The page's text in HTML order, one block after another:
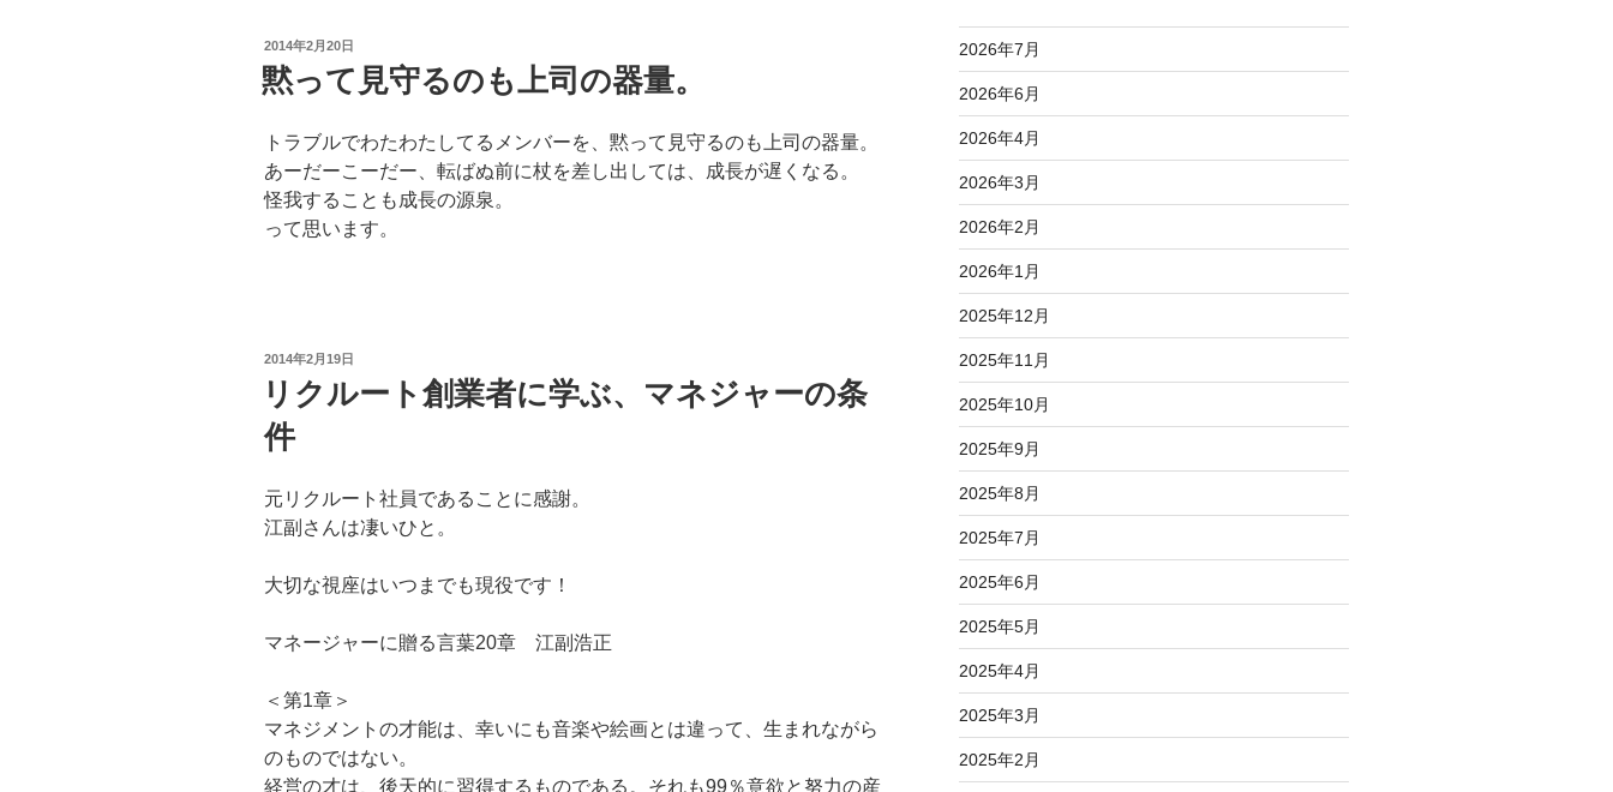
投
稿
日:
2014年2月20日
黙って見守るのも上司の器量。
トラブルでわたわたしてるメンバーを、黙って見守るのも上司の器量。
あーだーこーだー、転ばぬ前に杖を差し出しては、成長が遅くなる。
怪我することも成長の源泉。
って思います。
投
日:
2014年2月19日
リクルート創業者に学ぶ、マネジャーの条
件
元リクルート社員であることに感謝。
江副さんは凄いひと。
大切な視座はいつまでも現役です！
マネージャーに贈る言葉20章 江副浩正
＜第1章＞
マネジメントの才能は、幸いにも音楽や絵画とは違って、生まれながら
のものではない。
経営の才は、後天的に習得するものである。それも99％意欲と努力の産
2026年7月
2026年6月
2026年4月
2026年3月
2026年2月
2026年1月
2025年12月
2025年11月
2025年10月
2025年9月
2025年8月
2025年7月
2025年6月
2025年5月
2025年4月
2025年3月
2025年2月